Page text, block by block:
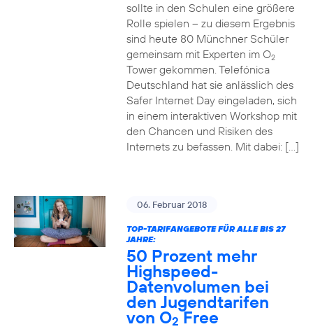
sollte in den Schulen eine größere
Rolle spielen – zu diesem Ergebnis
sind heute 80 Münchner Schüler
gemeinsam mit Experten im O2
Tower gekommen. Telefónica
Deutschland hat sie anlässlich des
Safer Internet Day eingeladen, sich
in einem interaktiven Workshop mit
den Chancen und Risiken des
Internets zu befassen. Mit dabei: […]
06. Februar 2018
TOP-TARIFANGEBOTE FÜR ALLE BIS 27
JAHRE:
50 Prozent mehr
Highspeed-
Datenvolumen bei
den Jugendtarifen
von O2Free